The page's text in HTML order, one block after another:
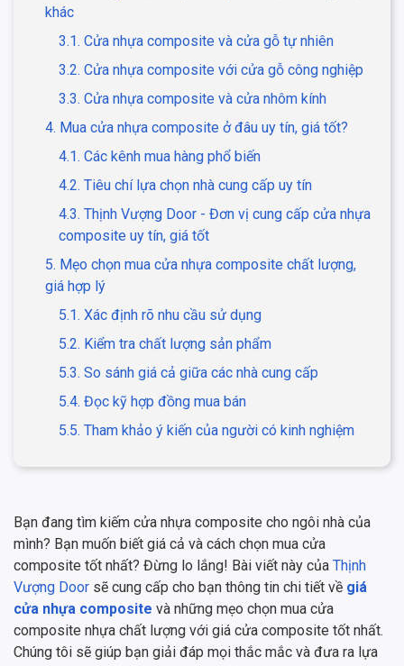
khác
3.1. Cửa nhựa composite và cửa gỗ tự nhiên
3.2. Cửa nhựa composite với cửa gỗ công nghiệp
3.3. Cửa nhựa composite và cửa nhôm kính
4. Mua cửa nhựa composite ở đâu uy tín, giá tốt?
4.1. Các kênh mua hàng phổ biến
4.2. Tiêu chí lựa chọn nhà cung cấp uy tín
4.3. Thịnh Vượng Door - Đơn vị cung cấp cửa nhựa
composite uy tín, giá tốt
5. Mẹo chọn mua cửa nhựa composite chất lượng,
giá hợp lý
5.1. Xác định rõ nhu cầu sử dụng
5.2. Kiểm tra chất lượng sản phẩm
5.3. So sánh giá cả giữa các nhà cung cấp
5.4. Đọc kỹ hợp đồng mua bán
5.5. Tham khảo ý kiến của người có kinh nghiệm
Bạn đang tìm kiếm cửa nhựa composite cho ngôi nhà của
mình? Bạn muốn biết giá cả và cách chọn mua cửa
composite tốt nhất? Đừng lo lắng! Bài viết này của Thịnh
Vượng Door sẽ cung cấp cho bạn thông tin chi tiết về giá
cửa nhựa composite và những mẹo chọn mua cửa
composite nhựa chất lượng với giá cửa composite tốt nhất.
Chúng tôi sẽ giúp bạn giải đáp mọi thắc mắc và đưa ra lựa